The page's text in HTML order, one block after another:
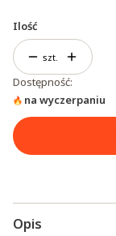
Ilość
szt.
Dostępność:
na wyczerpaniu
Opis